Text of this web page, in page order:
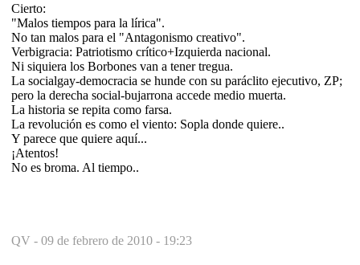
Cierto:
"Malos tiempos para la lírica".
No tan malos para el "Antagonismo creativo".
Verbigracia: Patriotismo crítico+Izquierda nacional.
Ni siquiera los Borbones van a tener tregua.
La socialgay-democracia se hunde con su paráclito ejecutivo, ZP;
pero la derecha social-bujarrona accede medio muerta.
La historia se repita como farsa.
La revolución es como el viento: Sopla donde quiere..
Y parece que quiere aquí...
¡Atentos!
No es broma. Al tiempo..
QV - 09 de febrero de 2010 - 19:23